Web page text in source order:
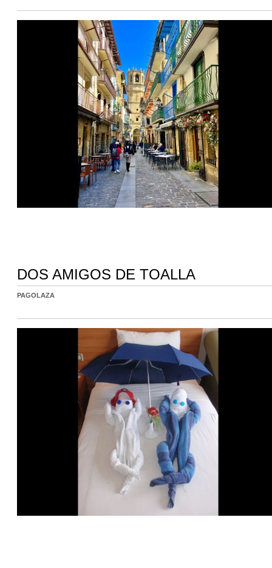
DOS AMIGOS DE TOALLA
PAGOLAZA